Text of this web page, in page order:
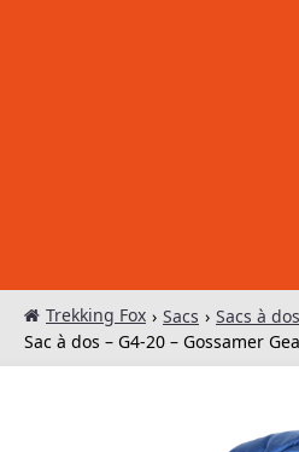
Trekking Fox › Sacs › Sacs à dos
Sac à dos – G4-20 – Gossamer